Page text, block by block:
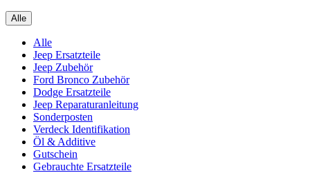
Alle
Alle
Jeep Ersatzteile
Jeep Zubehör
Ford Bronco Zubehör
Dodge Ersatzteile
Jeep Reparaturanleitung
Sonderposten
Verdeck Identifikation
Öl & Additive
Gutschein
Gebrauchte Ersatzteile